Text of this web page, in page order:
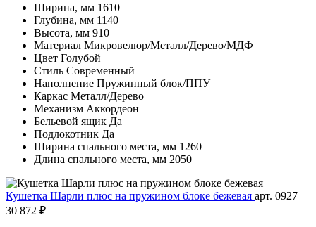
Ширина, мм 1610
Глубина, мм 1140
Высота, мм 910
Материал Микровелюр/Металл/Дерево/МДФ
Цвет Голубой
Стиль Современный
Наполнение Пружинный блок/ППУ
Каркас Металл/Дерево
Механизм Аккордеон
Бельевой ящик Да
Подлокотник Да
Ширина спального места, мм 1260
Длина спального места, мм 2050
Кушетка Шарли плюс на пружином блоке бежевая арт. 0927
30 872 ₽